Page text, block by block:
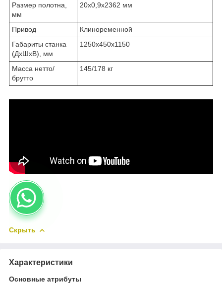
Размер полотна,
мм
20х0,9х2362 мм
Привод
Клиноременной
Габариты станка
(ДхШхВ), мм
1250х450х1150
Масса нетто/
брутто
145/178 кг
Скрыть
Характеристики
Основные атрибуты